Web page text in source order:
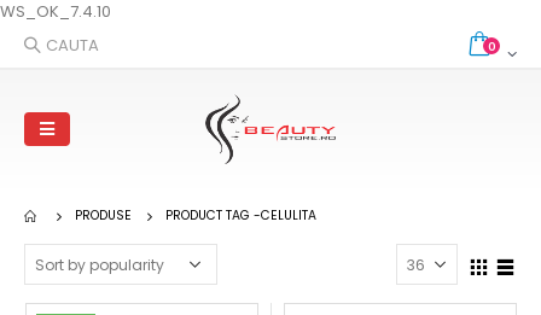
WS_OK_7.4.10
CAUTA
0
PRODUSE PRODUCT TAG -CELULITA